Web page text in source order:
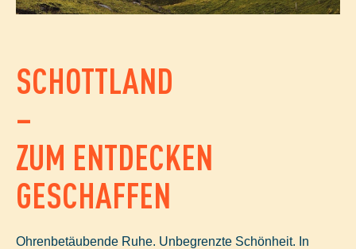
SCHOTTLAND
–
ZUM ENTDECKEN
GESCHAFFEN
Ohrenbetäubende Ruhe. Unbegrenzte Schönheit. In